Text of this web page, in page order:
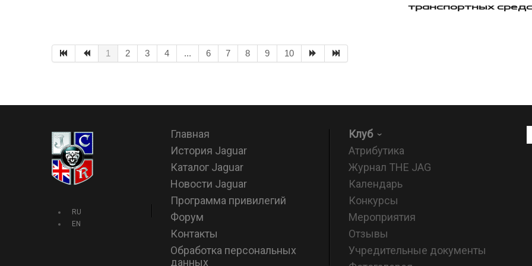
транспортных
1 2 3 4 ... 6 7 8 9 10
RU
EN
Главная
История Jaguar
Каталог Jaguar
Новости Jaguar
Программа привилегий
Форум
Контакты
Обработка персональных
данных
Клуб
Атрибутика
Журнал THE JAG
Календарь
Конкурсы
Мероприятия
Отзывы
Учредительные документы